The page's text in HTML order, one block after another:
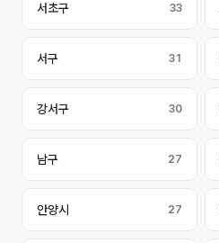
서초구 33
서구 31
강서구 30
남구 27
안양시 27